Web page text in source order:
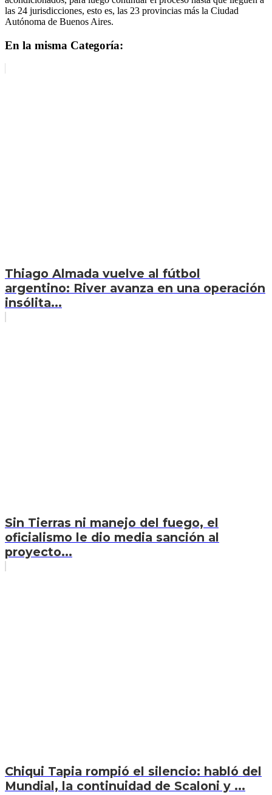
las 24 jurisdicciones, esto es, las 23 provincias más la Ciudad
Autónoma de Buenos Aires.
En la misma Categoría:
Thiago Almada vuelve al fútbol
argentino: River avanza en una operación
insólita...
Sin Tierras ni manejo del fuego, el
oficialismo le dio media sanción al
proyecto...
Chiqui Tapia rompió el silencio: habló del
Mundial, la continuidad de Scaloni y ...